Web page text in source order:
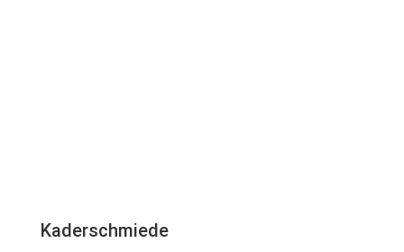
Kaderschmiede